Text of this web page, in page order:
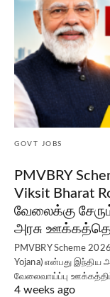
GOVT JOBS
PMVBRY
Viksit Bharat
வேலைக்கு
அரசு
PMVBRY Scheme
Yojana) என்பது இந்திய
வேலைவாய்ப்பு
4 weeks ago